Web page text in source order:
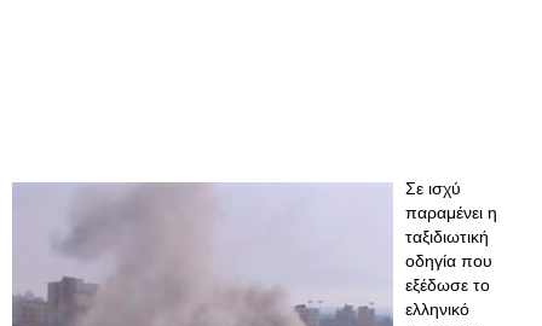
Σε ισχύ
παραμένει η
ταξιδιωτική
οδηγία που
εξέδωσε το
ελληνικό